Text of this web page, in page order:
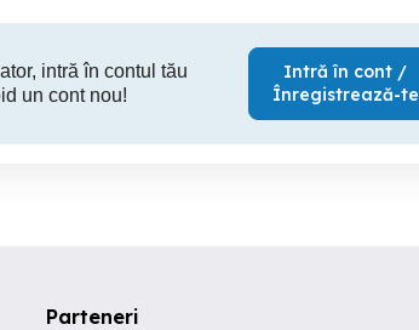
intră în contul tău
un cont nou!
Intră în cont /
Înregistrează-te
Parteneri